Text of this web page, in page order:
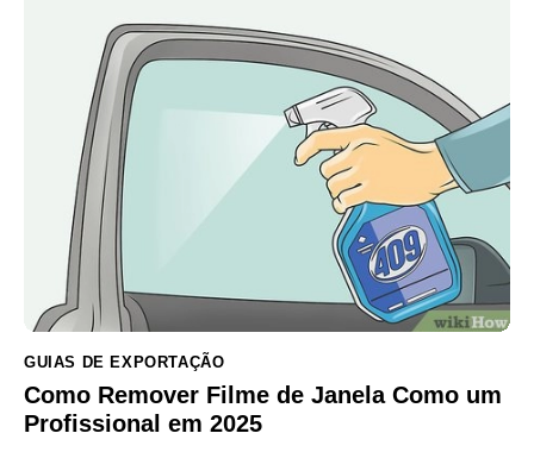
GUIAS DE EXPORTAÇÃO
Como Remover Filme de Janela Como um
Profissional em 2025